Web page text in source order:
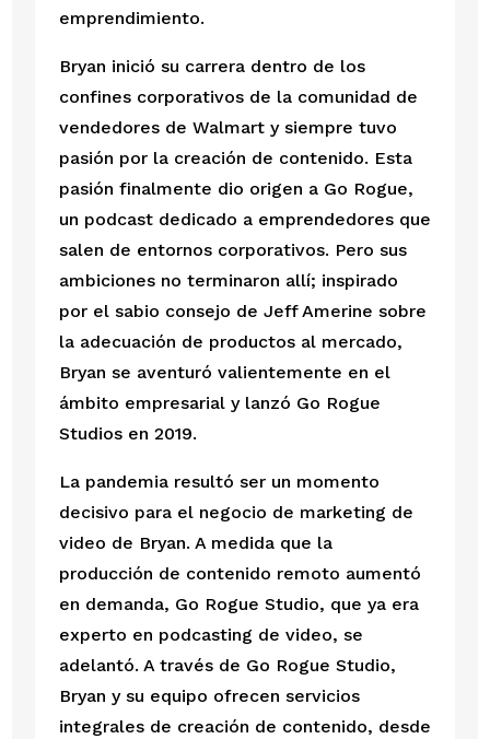
emprendimiento.
Bryan inició su carrera dentro de los
confines corporativos de la comunidad de
vendedores de Walmart y siempre tuvo
pasión por la creación de contenido. Esta
pasión finalmente dio origen a Go Rogue,
un podcast dedicado a emprendedores que
salen de entornos corporativos. Pero sus
ambiciones no terminaron allí; inspirado
por el sabio consejo de Jeff Amerine sobre
la adecuación de productos al mercado,
Bryan se aventuró valientemente en el
ámbito empresarial y lanzó Go Rogue
Studios en 2019.
La pandemia resultó ser un momento
decisivo para el negocio de marketing de
video de Bryan. A medida que la
producción de contenido remoto aumentó
en demanda, Go Rogue Studio, que ya era
experto en podcasting de video, se
adelantó. A través de Go Rogue Studio,
Bryan y su equipo ofrecen servicios
integrales de creación de contenido, desde